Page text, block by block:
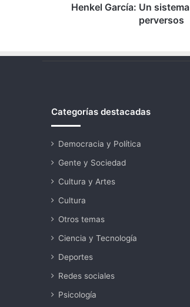
Henkel García: Un
perversos
Categorías destacadas
Democracia y Política
Gente y Sociedad
Cultura y Artes
Cultura
Otros temas
Ciencia y Tecnología
Deportes
Redes sociales
Psicología